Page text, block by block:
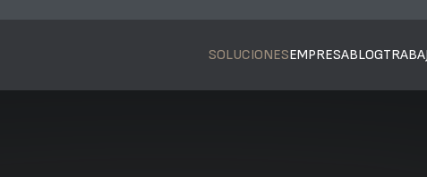
SOLUCIONESEMPRESABLOG